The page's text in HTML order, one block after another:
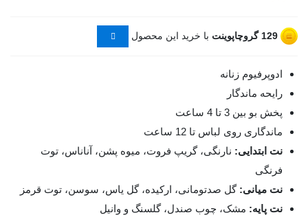
129 گروچاپوینت با خرید این محصول
ادوپرفیوم زنانه
رایحه ماندگار
پخش بو بین 3 تا 4 ساعت
ماندگاری روی لباس تا 12 ساعت
نت ابتدایی: نارنگی، گریپ فروت، میوه پشن، آناناس، توت
فرنگی
نت میانی:گل صدتومانی، ارکیده، گل یاس، سوسن، توت قرمز
نت پایه: مشک، چوب صندل، گلسنگ و وانیل